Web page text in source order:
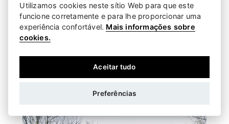
Como escolher que fotografias vale a pena
imprimir
Tiramos mais fotografias do que nunca — cada
viagem, cada aniversário, cada noite normal
que, por alguma ra...
Utilizamos cookies neste sítio Web para que este
funcione corretamente e para lhe proporcionar uma
experiência confortável. Mais informações sobre
cookies.
Aceitar tudo
Preferências